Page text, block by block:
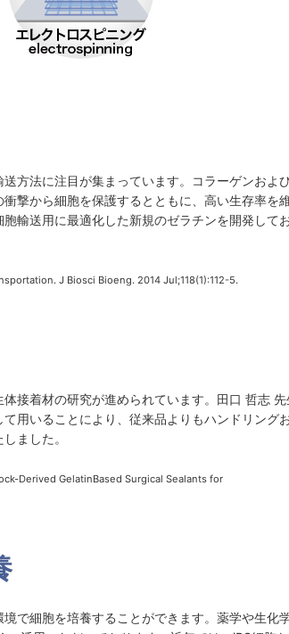
方法に注目が集まっています。コラーゲンおよ
撃から細胞を保護するとともに、高い生存率を
輸送用に最適化した新規のゼラチンを開発して
J Biosci Bioeng. 2014 Jul;118(1):112-5.
接着材の研究が進められています。田口 哲志 先
用いることにより、従来品よりもハンドリング
ました。
Derived GelatinBased Surgical Sealants for
で細胞を培養することができます。薬学や生化